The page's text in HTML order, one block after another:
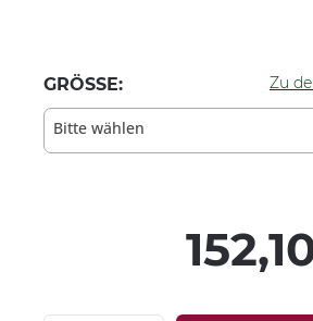
GRÖSSE: Zu
Bitte wählen